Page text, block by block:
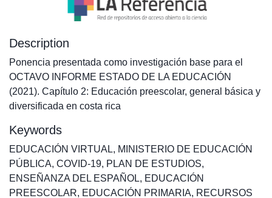
Description
Ponencia presentada como investigación base para el
OCTAVO INFORME ESTADO DE LA EDUCACIÓN
(2021). Capítulo 2: Educación preescolar, general básica y
diversificada en costa rica
Keywords
EDUCACIÓN VIRTUAL, MINISTERIO DE EDUCACIÓN
PÚBLICA, COVID-19, PLAN DE ESTUDIOS,
ENSEÑANZA DEL ESPAÑOL, EDUCACIÓN
PREESCOLAR, EDUCACIÓN PRIMARIA, RECURSOS